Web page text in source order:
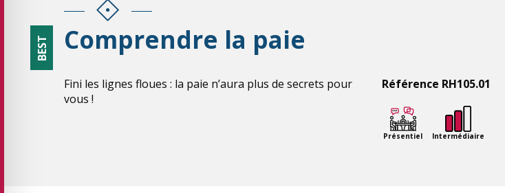
Comprendre la paie
BEST
Fini les lignes floues : la paie n’aura plus de secrets pour
vous !
Référence RH105.01
Présentiel Intermédiaire